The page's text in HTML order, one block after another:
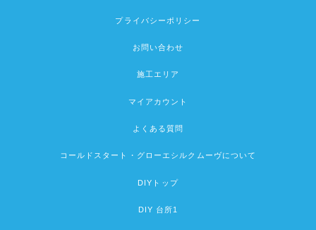
プライバシーポリシー
お問い合わせ
施工エリア
マイアカウント
よくある質問
コールドスタート・グローエシルクムーヴについて
DIYトップ
DIY 台所1